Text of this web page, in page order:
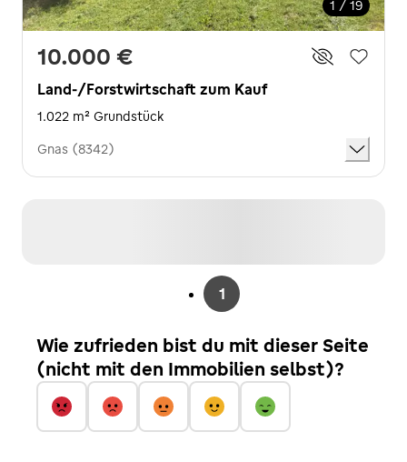
1 / 19
10.000 €
Land-/Forstwirtschaft zum Kauf
1.022 m² Grundstück
Gnas (8342)
1
Wie zufrieden bist du mit dieser Seite
(nicht mit den Immobilien selbst)?